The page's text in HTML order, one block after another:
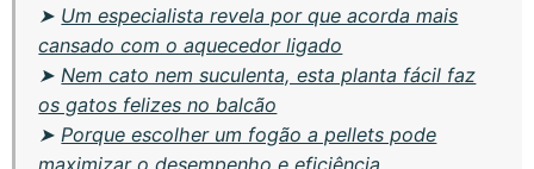
➤ Um especialista revela por que acorda mais
cansado com o aquecedor ligado
➤Nem cato nem suculenta, esta planta fácil faz
os gatos felizes no balcão
➤Porque escolher um fogão a pellets pode